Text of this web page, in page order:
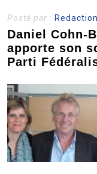
Posté par : Redaction
Daniel Cohn-
apporte son
Parti